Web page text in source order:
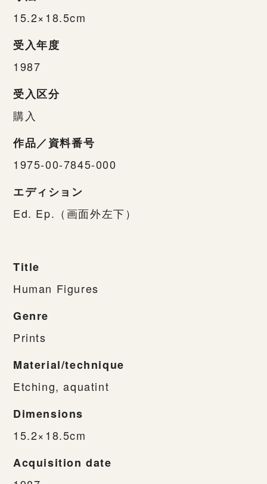
15.2×18.5cm
受入年度
1987
受入区分
購入
作品／資料番号
1975-00-7845-000
エディション
Ed. Ep.（画面外左下）
Title
Human Figures
Genre
Prints
Material/technique
Etching, aquatint
Dimensions
15.2×18.5cm
Acquisition date